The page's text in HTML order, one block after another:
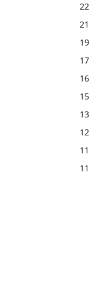
22
21
19
17
16
15
13
12
11
11